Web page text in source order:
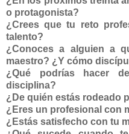
o protagonista?
¿Crees que tu reto
talento?
¿Conoces a alguien a
maestro? ¿Y cómo
¿Qué podrías hacer
disciplina?
¿De quién estás rodeado
¿Eres un profesional con
¿Estás satisfecho con tu